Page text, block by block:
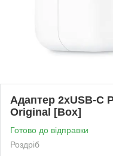
Адаптер 2xUSB-C
Original [Box]
Готово до відправки
Роздріб